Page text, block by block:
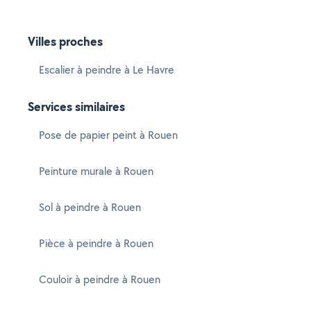
Villes proches
Escalier à peindre à Le Havre
Services similaires
Pose de papier peint à Rouen
Peinture murale à Rouen
Sol à peindre à Rouen
Pièce à peindre à Rouen
Couloir à peindre à Rouen